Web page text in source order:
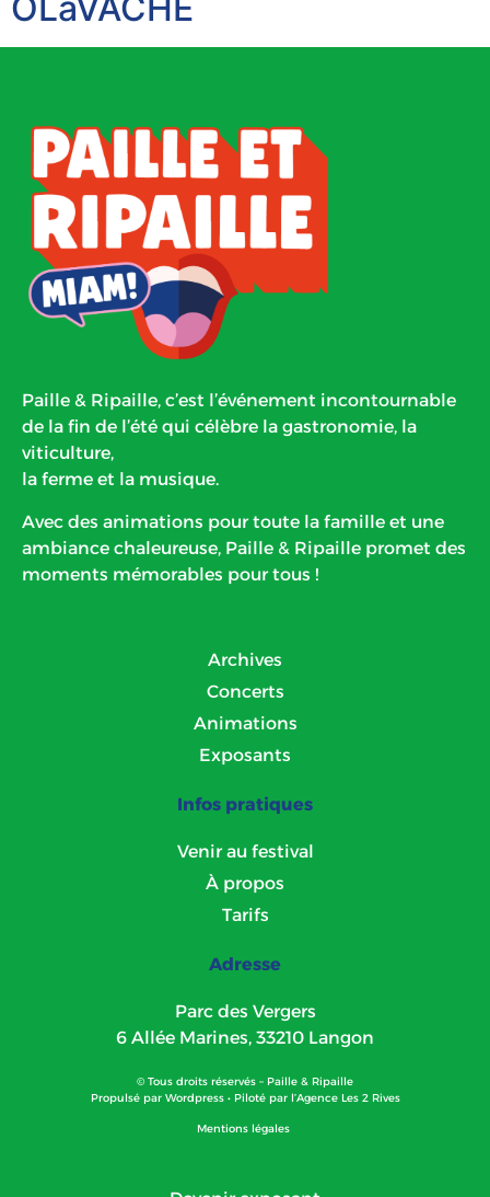
Paille & Ripaille, c’est l’événement incontournable
de la fin de l’été qui célèbre la gastronomie, la
viticulture,
la ferme et la musique.
Avec des animations pour toute la famille et une
ambiance chaleureuse, Paille & Ripaille promet des
moments mémorables pour tous !
Archives
Concerts
Animations
Exposants
Infos pratiques
Venir au festival
À propos
Tarifs
Adresse
Parc des Vergers
6 Allée Marines, 33210 Langon
© Tous droits réservés – Paille & Ripaille
Propulsé par Wordpress• Piloté par l’Agence Les 2 Rives
Mentions légales